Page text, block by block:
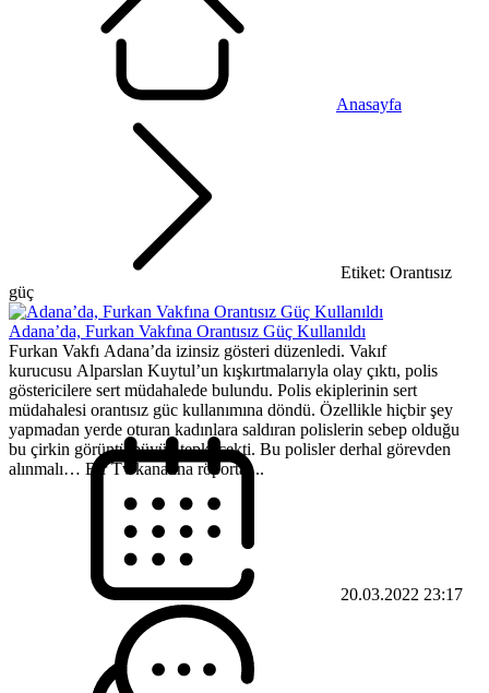
Anasayfa
Etiket: Orantısız
güç
Adana’da, Furkan Vakfına Orantısız Güç Kullanıldı
Furkan Vakfı Adana’da izinsiz gösteri düzenledi. Vakıf
kurucusu Alparslan Kuytul’un kışkırtmalarıyla olay çıktı, polis
göstericilere sert müdahalede bulundu. Polis ekiplerinin sert
müdahalesi orantısız güc kullanımına döndü. Özellikle hiçbir şey
yapmadan yerde oturan kadınlara saldıran polislerin sebep olduğu
bu çirkin görüntü büyük tepki çekti. Bu polisler derhal görevden
alınmalı… Bir Tv kanalına röportaj...
20.03.2022 23:17